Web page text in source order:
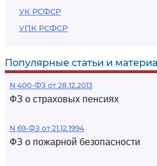
УК РСФСР
УПК РСФСР
Популярные статьи и
N 400-ФЗ от 28.12.2013
ФЗ о страховых пенсиях
N 69-ФЗ от 21.12.1994
ФЗ о пожарной безопасности